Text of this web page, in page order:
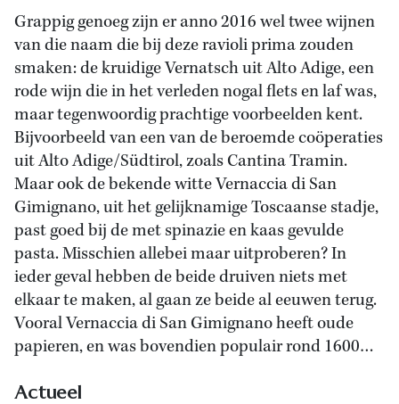
Grappig genoeg zijn er anno 2016 wel twee wijnen
van die naam die bij deze ravioli prima zouden
smaken: de kruidige Vernatsch uit Alto Adige, een
rode wijn die in het verleden nogal flets en laf was,
maar tegenwoordig prachtige voorbeelden kent.
Bijvoorbeeld van een van de beroemde coöperaties
uit Alto Adige/Südtirol, zoals Cantina Tramin.
Maar ook de bekende witte Vernaccia di San
Gimignano, uit het gelijknamige Toscaanse stadje,
past goed bij de met spinazie en kaas gevulde
pasta. Misschien allebei maar uitproberen? In
ieder geval hebben de beide druiven niets met
elkaar te maken, al gaan ze beide al eeuwen terug.
Vooral Vernaccia di San Gimignano heeft oude
papieren, en was bovendien populair rond 1600…
Actueel